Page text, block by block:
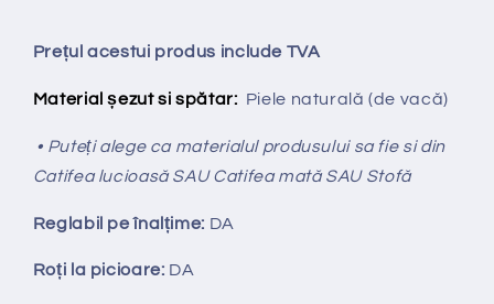
Prețul acestui produs include TVA
Material șezut si spătar: Piele naturală (de vacă)
• Puteți alege ca materialul produsului sa fie si din
Catifea lucioasă SAU Catifea mată SAU Stofă
Reglabil peînal țime: DA
Roți la picioare: DA